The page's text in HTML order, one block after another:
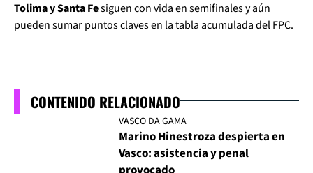
Tolima y Santa Fesiguen con vida en semifinales y aún
pueden sumar puntos claves en la tabla acumulada del FPC.
CONTENIDO RELACIONADO
VASCO DA GAMA
Marino Hinestroza despierta en
Vasco: asistencia y penal